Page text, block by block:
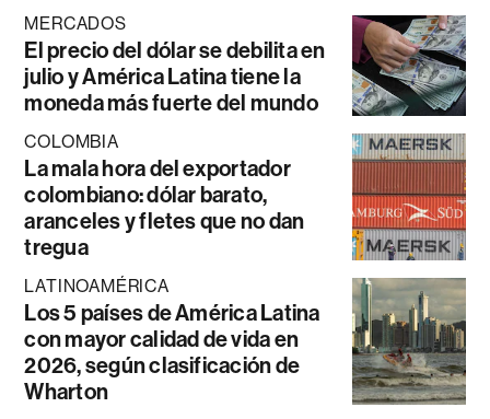
MERCADOS
El precio del dólar se debilita en
julio y América Latina tiene la
moneda más fuerte del mundo
COLOMBIA
La mala hora del exportador
colombiano: dólar barato,
aranceles y fletes que no dan
tregua
LATINOAMÉRICA
Los 5 países de América Latina
con mayor calidad de vida en
2026, según clasificación de
Wharton